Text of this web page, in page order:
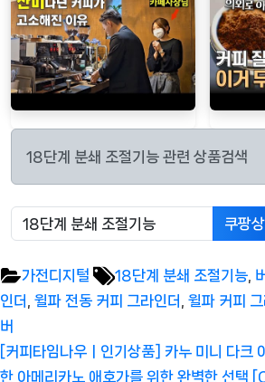
18단계 분쇄 조절기능 관련 상품검색
쿠팡
가전디지털 Tags:
18단계 분쇄 조절기능
인더
윌파 전동 커피 그라인더 윌파 커피 그
버
글
Previous
Post:
[커피타임나우ㅣ인기상품] 카누 미니 다크
한 아메리카노 애호가를 위한 완벽한 선택